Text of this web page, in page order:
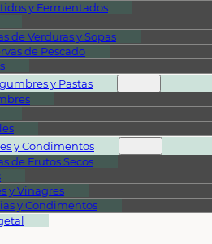
y Fermentados
de Verduras y Sopas
de Pescado
y Pastas
y Condimentos
de Frutos Secos
y Vinagres
y Condimentos